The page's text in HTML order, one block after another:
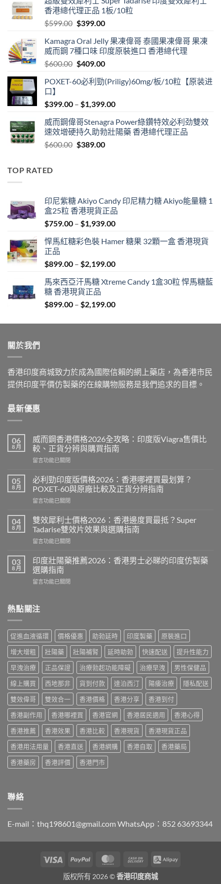
香港總代理正品 1板/10粒
$599.00 Original
was:
$599.00.
$399.00Current
is:
$399.00.
Kamagra Oral Jelly 果凍偉哥 泰國果凍偉哥 果凍
威而鋼 7種口味 印度原裝進口 香港總代理
$600.00 Original
was:
$409.00Current
is:
POXET-60必利勁(Priligy)60mg/板/10粒【原装进
口】
$399.00 – $1,399.00Price
$399.00
through
威而鋼偉哥Stenagra Power綠鑽特效必利劲雙效
速效增硬持久助勃壯陽藥 香港總代理正品
$600.00 Original
$389.00Current
TOP RATED
印尼紫糖 Akiyo Candy 印尼精力糖 Akiyo能量糖 1
盒25粒 香港現貨正品
$759.00 – $1,939.00Price
$759.00
$1,939.00
悍馬紅糖彩色裝 Hamer 糖果 32顆一盒 香港現貨
正品
$899.00 – $2,199.00Price
$899.00
$2,199.00
馬來西亞汗馬糖 Xtreme Candy 1盒30粒 悍馬糖藍
糖 香港現貨正品
$899.00 – $2,199.00Price
$899.00
關於我們
香港印度商城致力於成為國際信賴的網上藥店，為香港市民
提供印度平價仿製藥的在線購物服務是我們追求的目標。
最新優惠
06
8 月
威而鋼香港價格2026全攻略：印度版Viagra售價比
較、正貨分辨與購買指南
在
而
鋼
香
港
格
2026
攻
印
度
Viagra
比
貨
分
辨
與
購
買
指
南〉
中
留言功能已關閉
05
8 月
必利勁印度版價格2026：香港哪裡買最划算？
POXET-60與原廠比較及正貨分辨指南
在
利
勁
印
度
價
格
2026：
香
裡
划
算？
POXET-
60
與
原
廠
比
較
及
正
貨
分
辨
指
南〉
中
留言功能已關閉
04
8 月
雙效犀利士價格2026：香港邊度買最抵？Super
Tadarise雙效片效果與選購指南
在
效
犀
利
士
2026：
邊
度
買
最
抵？
Super
Tadarise
雙
效
片
效
果
與
選
購
指
南〉
留言功能已關閉
03
8 月
印度壯陽藥推薦2026：香港男士必睇的印度仿製藥
選購指南
在
壯
陽
推
薦
2026：
香
港
男
士
必
睇
的
印
度
仿
製
藥
選
購
留言功能已關閉
熱點關注
促進血液循環 價格優惠 助勃延時 印度製藥
原裝進口
增大增粗
壯陽藥 壯陽補腎 延時助勃 快速配送
提升性能力
早洩治療
正品保證 治療勃起功能障礙 治療早洩
男性保健品
線上購買
西地那非 貨到付款 達泊西汀 陽痿治療
隱私配送
雙效偉哥
雙效合一 香港價格 香港分享
香港到付
香港副作用
香港哪裡買 香港官網 香港居民適用
香港心得
香港推薦
香港效果 香港比較 香港現貨
香港現貨正品
香港用法用量
香港直送 香港網購 香港自取
香港藥局
香港藥房
香港評價 香港門市
聯絡
E-mail： thq198601@gmail.com WhatsApp：852 63693344
Visa PayPal MasterCardCash
Delivery
Alipay
版权所有 2026 ©香港印度商城